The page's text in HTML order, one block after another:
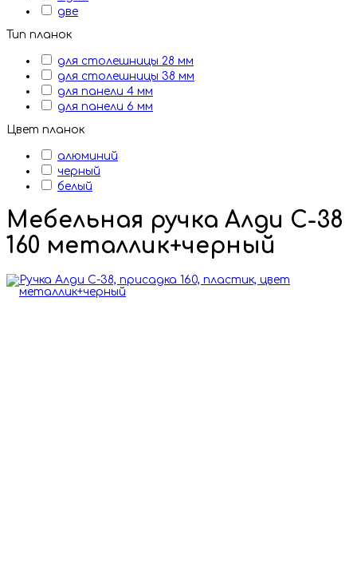
две
Тип планок
для столешницы 28 мм
для столешницы 38 мм
для панели 4 мм
для панели 6 мм
Цвет планок
алюминий
черный
белый
Мебельная ручка Алди С-38
160 металлик+черный